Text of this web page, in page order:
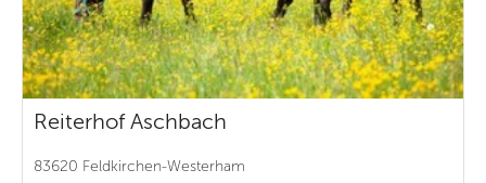
Reiterhof Aschbach
83620 Feldkirchen-Westerham